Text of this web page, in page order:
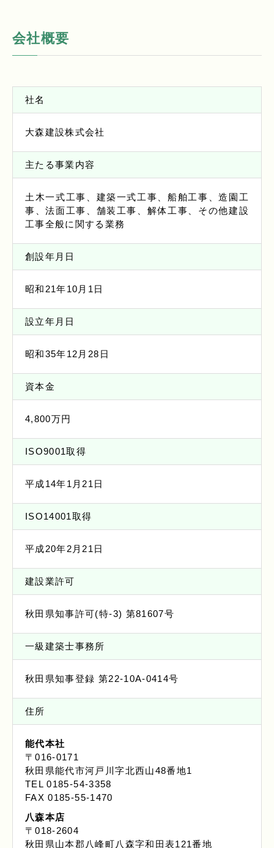
会社概要
社名
大森建設株式会社
主たる事業内容
土木一式工事、建築一式工事、船舶工事、造園工
事、法面工事、舗装工事、解体工事、その他建設
工事全般に関する業務
創設年月日
昭和21年10月1日
設立年月日
昭和35年12月28日
資本金
4,800万円
ISO9001取得
平成14年1月21日
ISO14001取得
平成20年2月21日
建設業許可
秋田県知事許可(特-3) 第81607号
一級建築士事務所
秋田県知事登録 第22-10A-0414号
住所
能代本社
〒016-0171
秋田県能代市河戸川字北西山48番地1
TEL 0185-54-3358
FAX 0185-55-1470
八森本店
〒018-2604
秋田県山本郡八峰町八森字和田表121番地